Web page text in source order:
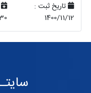
تاریخ ثبت :
1400/11/12